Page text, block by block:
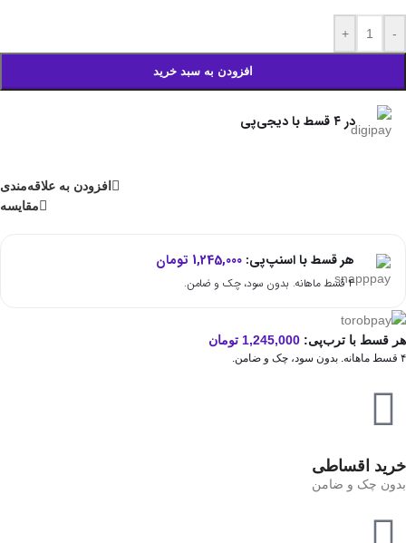
-
+
افزودن به سبد خرید
در ۴ قسط با دیجی‌پی
افزودن به علاقه‌مندی
مقایسه
هر قسط با اسنپ‌پی: 1,245,000 تومان
۴ قسط ماهانه. بدون سود، چک و ضامن.
هر قسط با ترب‌پی: 1,245,000 تومان
۴ قسط ماهانه. بدون سود، چک و ضامن.
خرید اقساطی
بدون چک و ضامن